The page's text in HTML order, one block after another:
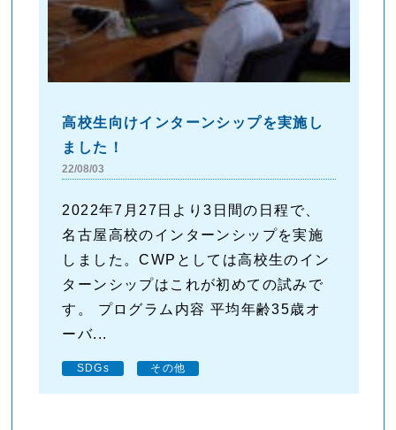
高校生向けインターンシップを実施し
ました！
22/08/03
2022年7月27日より3日間の日程で、
名古屋高校のインターンシップを実施
しました。CWPとしては高校生のイン
ターンシップはこれが初めての試みで
す。 プログラム内容 平均年齢35歳オ
ーバ...
SDGs その他